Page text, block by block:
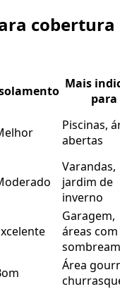
cobertura
Mais
para
Piscinas,
abertas
Varandas,
jardim de
inverno
Garagem,
áreas com
Área